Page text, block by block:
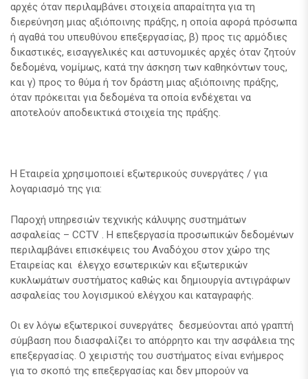
αρχές όταν περιλαμβάνει στοιχεία απαραίτητα για τη
διερεύνηση μιας αξιόποινης πράξης, η οποία αφορά πρόσωπα
ή αγαθά του υπευθύνου επεξεργασίας, β) προς τις αρμόδιες
δικαστικές, εισαγγελικές και αστυνομικές αρχές όταν ζητούν
δεδομένα, νομίμως, κατά την άσκηση των καθηκόντων τους,
και γ) προς το θύμα ή τον δράστη μιας αξιόποινης πράξης,
όταν πρόκειται για δεδομένα τα οποία ενδέχεται να
αποτελούν αποδεικτικά στοιχεία της πράξης.
Η Εταιρεία χρησιμοποιεί εξωτερικούς συνεργάτες / για
λογαριασμό της για:
Παροχή υπηρεσιών τεχνικής κάλυψης συστημάτων
ασφαλείας – CCTV . H επεξεργασία προσωπικών δεδομένων
περιλαμβάνει επισκέψεις του Αναδόχου στον χώρο της
Εταιρείας και έλεγχο εσωτερικών και εξωτερικών
κυκλωμάτων συστήματος καθώς και δημιουργία αντιγράφων
ασφαλείας του λογισμικού ελέγχου και καταγραφής.
Οι εν λόγω εξωτερικοί συνεργάτες δεσμεύονται από γραπτή
σύμβαση που διασφαλίζει το απόρρητο και την ασφάλεια της
επεξεργασίας. Ο χειριστής του συστήματος είναι ενήμερος
για το σκοπό της επεξεργασίας και δεν μπορούν να